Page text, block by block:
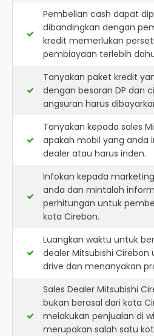
Pembelian cash dapat
dibandingkan dengan
kredit memerlukan
pembiayaan terlebih
Tanyakan paket kredit
dengan besaran DP dan
angsuran harus
Tanyakan kepada sales
apakah mobil yang anda
dealer atau harus inden.
Infokan kepada
anda dan mintalah
perhitungan untuk
kota Cirebon.
Luangkan waktu untuk
dealer Mitsubishi
drive dan menanyakan
Sales Dealer Mitsubishi
bukan berasal dari kota
melakukan penjualan di
merupakan salah satu